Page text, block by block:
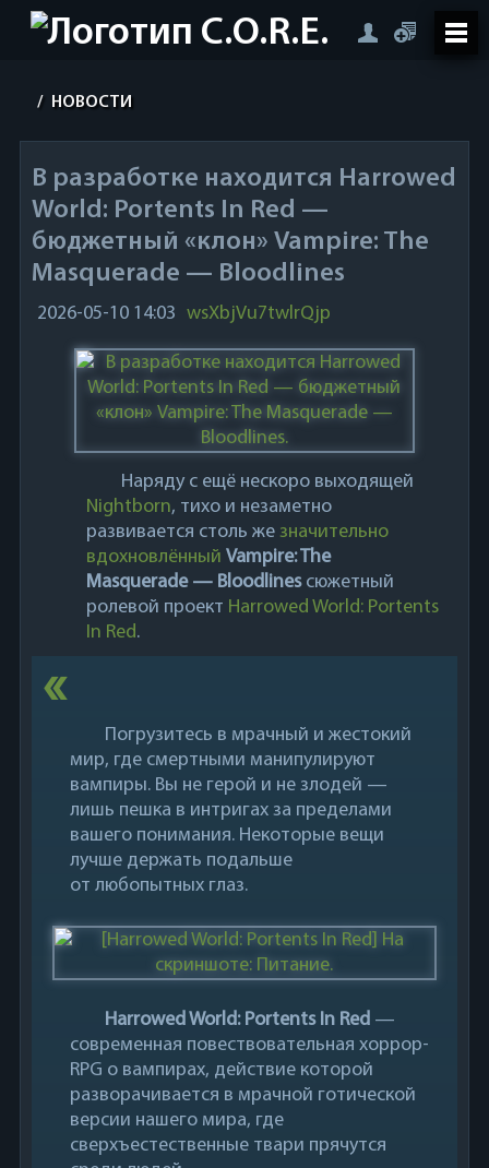
/ НОВОСТИ
В разработке находится Harrowed
World: Portents In Red —
бюджетный «клон» Vampire: The
Masquerade — Bloodlines
2026-05-10 14:03 wsXbjVu7twlrQjp
Наряду с ещё нескоро выходящей
Nightborn, тихо и незаметно
развивается столь же значительно
вдохновлённый Vampire: The
Masquerade — Bloodlinesсюжетный
ролевой проект Harrowed World: Portents
In Red.
Погрузитесь в мрачный и жестокий
мир, где смертными манипулируют
вампиры. Вы не герой и не злодей —
лишь пешка в интригах за пределами
вашего понимания. Некоторые вещи
лучше держать подальше
от любопытных глаз.
Harrowed World: Portents In Red —
современная повествовательная хоррор-
RPG о вампирах, действие которой
разворачивается в мрачной готической
версии нашего мира, где
сверхъестественные твари прячутся